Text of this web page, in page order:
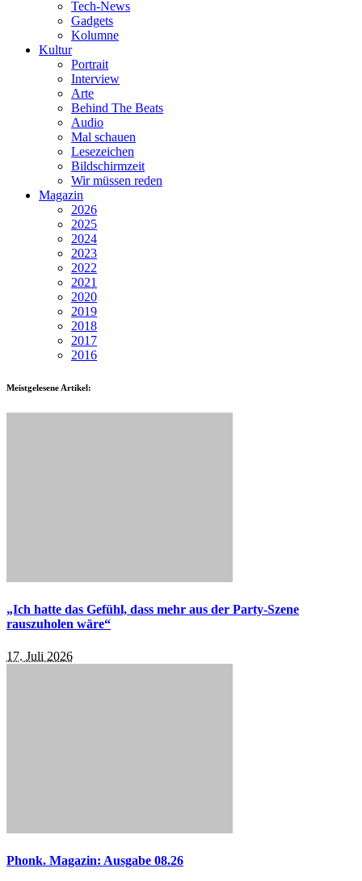
Tech-News
Gadgets
Kolumne
Kultur
Portrait
Interview
Arte
Behind The Beats
Audio
Mal schauen
Lesezeichen
Bildschirmzeit
Wir müssen reden
Magazin
2026
2025
2024
2023
2022
2021
2020
2019
2018
2017
2016
Meistgelesene Artikel:
„Ich hatte das Gefühl, dass mehr aus der Party-Szene
rauszuholen wäre“
17. Juli 2026
Phonk. Magazin: Ausgabe 08.26